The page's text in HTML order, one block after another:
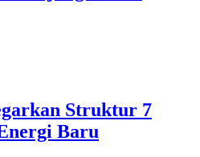
Struktur 7
Baru